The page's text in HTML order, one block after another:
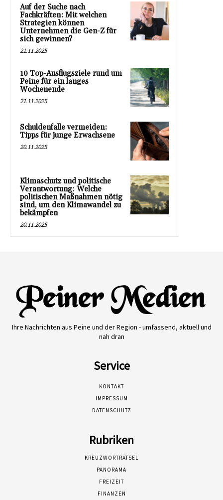
Auf der Suche nach
Fachkräften: Mit welchen
Strategien können
Unternehmen die Gen-Z für
sich gewinnen?
21.11.2025
10 Top-Ausflugsziele rund um
Peine für ein langes
Wochenende
21.11.2025
Schuldenfalle vermeiden:
Tipps für junge Erwachsene
20.11.2025
Klimaschutz und politische
Verantwortung: Welche
politischen Maßnahmen nötig
sind, um den Klimawandel zu
bekämpfen
20.11.2025
Ihre Nachrichten aus Peine und der Region - umfassend, aktuell und
nah dran
Service
KONTAKT
IMPRESSUM
DATENSCHUTZ
Rubriken
KREUZWORTRÄTSEL
PANORAMA
FREIZEIT
FINANZEN